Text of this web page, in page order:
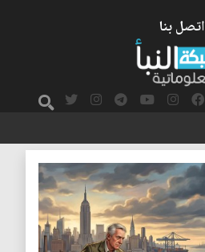
اتصل بنا
الاقتصاد الامريكي